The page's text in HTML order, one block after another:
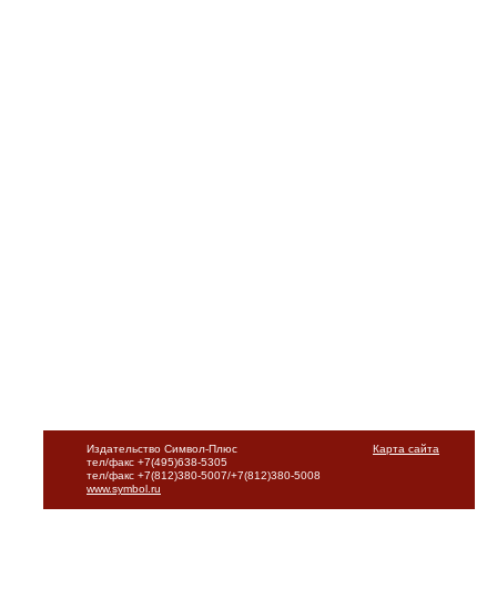
Карта сайта
Издательство Символ-Плюс
тел/факс +7(495)638-5305
тел/факс +7(812)380-5007/+7(812)380-5008
www.symbol.ru